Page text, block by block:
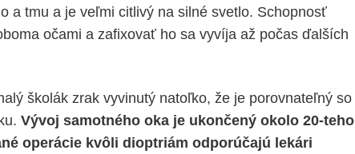
a tmu a je veľmi citlivý na silné svetlo. Schopnosť
očami a zafixovať ho sa vyvíja až počas ďalších
školák zrak vyvinutý natoľko, že je porovnateľný so
Vývoj samotného oka je ukončený okolo 20-teho
operácie kvôli dioptriám odporúčajú lekári